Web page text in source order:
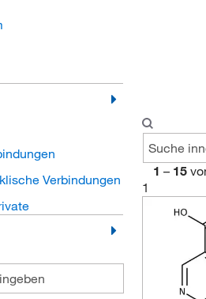
Verbindungen
1 – 15
1